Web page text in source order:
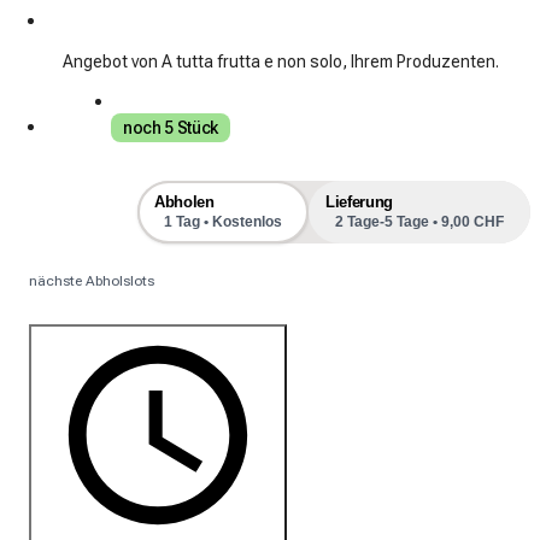
Angebot von A tutta frutta e non solo, Ihrem Produzenten.
noch 5 Stück
Abholen
1 Tag • Kostenlos
Lieferung
2 Tage-5 Tage • 9,00 CHF
nächste Abholslots